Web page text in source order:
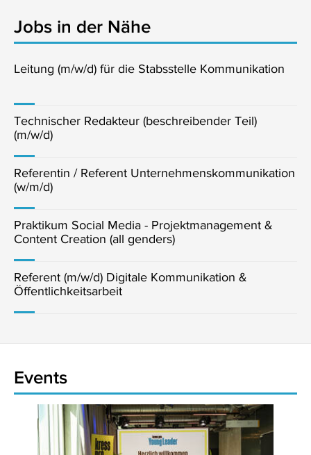
Jobs in der Nähe
Leitung (m/w/d) für die Stabsstelle Kommunikation
Technischer Redakteur (beschreibender Teil)
(m/w/d)
Referentin / Referent Unternehmenskommunikation
(w/m/d)
Praktikum Social Media - Projektmanagement &
Content Creation (all genders)
Referent (m/w/d) Digitale Kommunikation &
Öffentlichkeitsarbeit
Events